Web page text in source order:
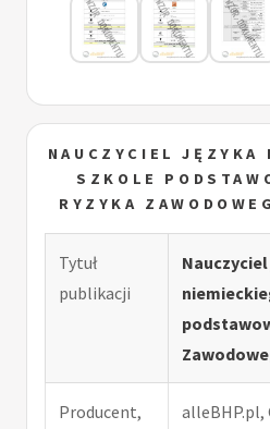
NAUCZYCIEL JĘZYKA
SZKOLE
RYZYKA
Tytuł
publikacji
Producent,
alleBHP.pl,